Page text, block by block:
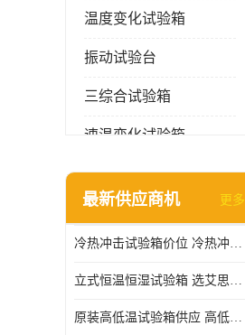
温度变化试验箱
振动试验台
三综合试验箱
速温变化试验箱
淋雨试验箱(沙尘)
高压加速老化试验箱
最新供应商机 更多
冷热冲击试验箱价位 冷热冲击试验设备 非标定制
立式恒温恒湿试验箱 选艾思荔厂家
原装高低温试验箱供应 高低温交变湿热试验箱